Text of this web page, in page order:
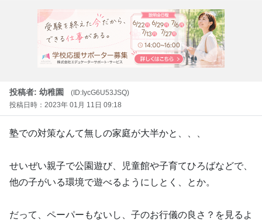
投稿者: 幼稚園
(ID:IycG6U53JSQ)
投稿日時：2023年 01月 11日 09:18
塾での対策なんて無しの家庭が大半かと、、、
せいぜい親子で公園遊び、児童館や子育てひろばなどで、
他の子がいる環境で遊べるようにしとく、とか。
だって、ペーパーもないし、子のお行儀の良さ？を見るよ